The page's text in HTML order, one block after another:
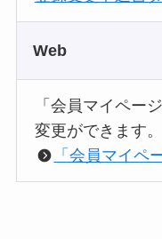
Web
「会員マイペー
変更ができます。
「会員マイペ